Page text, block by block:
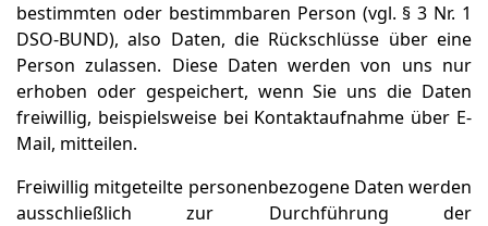
bestimmten oder bestimmbaren Person (vgl. § 3 Nr. 1
DSO-BUND), also Daten, die Rückschlüsse über eine
Person zulassen. Diese Daten werden von uns nur
erhoben oder gespeichert, wenn Sie uns die Daten
freiwillig, beispielsweise bei Kontaktaufnahme über E-
Mail, mitteilen.
Freiwillig mitgeteilte personenbezogene Daten werden
ausschließlich zur Durchführung der